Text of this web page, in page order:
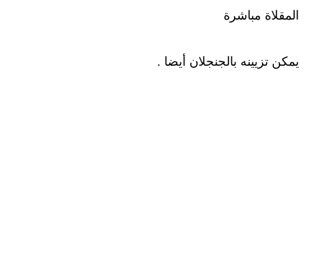
المقلاة مباشرة
يمكن تزيينه بالجنجلان أيضا .